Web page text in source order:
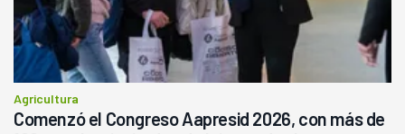
Agricultura
Comenzó el Congreso Aapresid 2026, con más de